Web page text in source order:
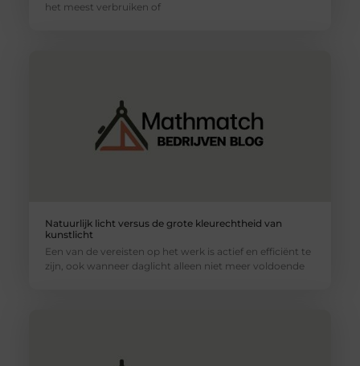
het meest verbruiken of
Natuurlijk licht versus de grote kleurechtheid van
kunstlicht
Een van de vereisten op het werk is actief en efficiënt te
zijn, ook wanneer daglicht alleen niet meer voldoende